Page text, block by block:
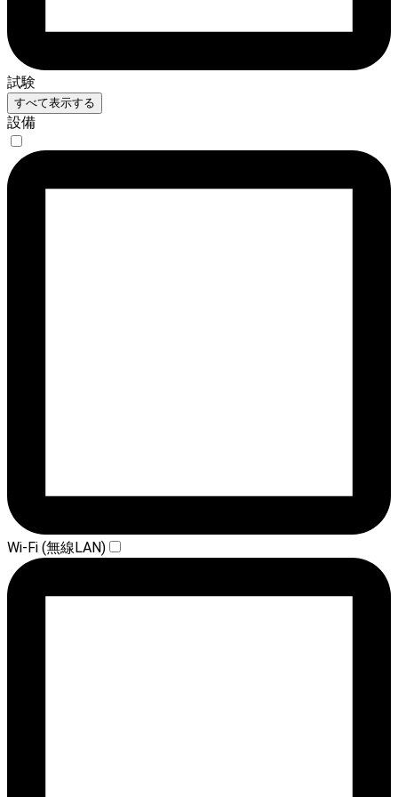
試験
すべて表示する
設備
Wi-Fi (無線LAN)